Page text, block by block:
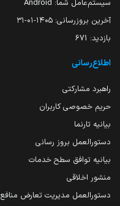
سیستم‌عامل شما: Android
آخرین بروزرسانی: ۱۴۰۵-۰۱-۳۱
بازدید: 671
اطلاع‌رسانی
راهبرد مشارکتی
حریم خصوصی کاربران
بیانیه تارنما
دستورالعمل بروز رسانی
بیانیه توافق سطح خدمات
منشور اخلاقی
دستورالعمل مدیریت تعارض منافع